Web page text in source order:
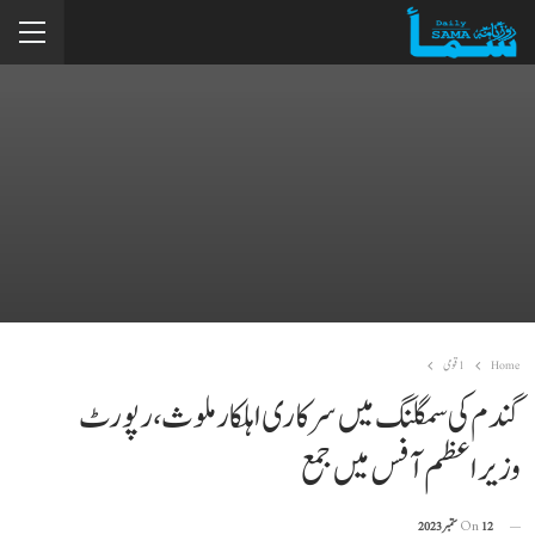
Home 1 قومی
گندم کی سمگلنگ میں سرکاری اہلکار ملوث، رپورٹ
وزیراعظم آفس میں جمع
On12 ستمبر 2023